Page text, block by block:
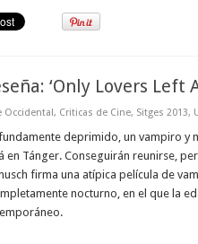
‘Only Lovers Left
Occidental , Criticas de Cine, Sitges 2013,
deprimido, un vampiro
en Tánger. Conseguirán reunirse,
firma una atípica película de
nocturno, en el que la